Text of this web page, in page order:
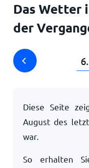
Das Wetter
der
Diese Seite
Augustdes
war.
So erhalten